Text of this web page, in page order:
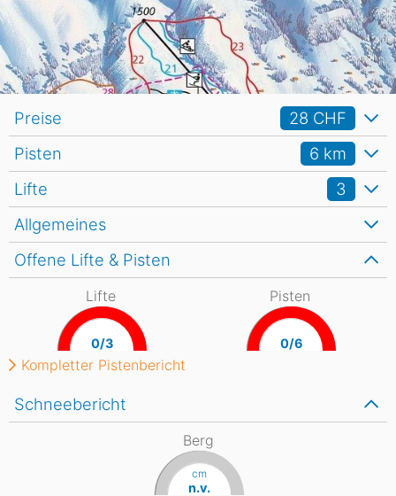
Allgemeines
Lifte 3
Pisten 6 km
Schneebericht
Berg
cm
n.v.
Offene Lifte & Pisten
Lifte
0/3
Pisten
0/6
Kompletter Pistenbericht
Preise 28 CHF